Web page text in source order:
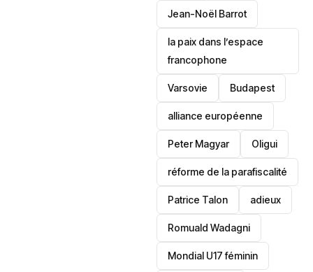
Jean-Noël Barrot
la paix dans l’espace
francophone
‎Varsovie Budapest
alliance européenne
Peter Magyar Oligui
réforme de la parafiscalité
Patrice Talon adieux
Romuald Wadagni
Mondial U17 féminin